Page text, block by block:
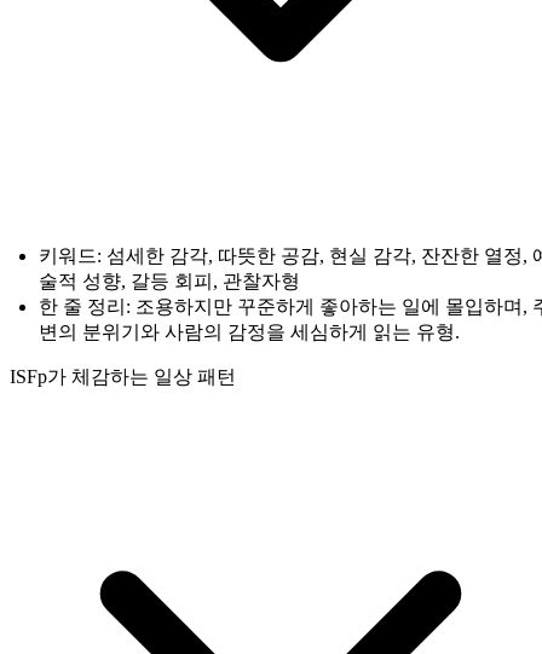
키워드: 섬세한 감각, 따뜻한 공감, 현실 감각, 잔잔한 열정,
술적 성향, 갈등 회피, 관찰자형
한 줄 정리: 조용하지만 꾸준하게 좋아하는 일에 몰입하며,
변의 분위기와 사람의 감정을 세심하게 읽는 유형.
ISFp가 체감하는 일상 패턴